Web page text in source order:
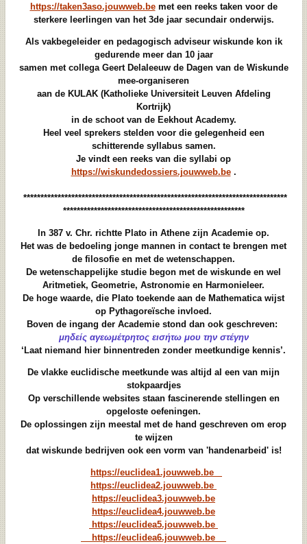
https://taken3aso.jouwweb.bemet een reeks taken voor de
sterkere leerlingen van het 3de jaar secundair onderwijs.
Als vakbegeleider en pedagogisch adviseur wiskunde kon ik
gedurende meer dan 10 jaar
samen met collega Geert Delaleeuw de Dagen van de Wiskunde
mee-organiseren
aan de KULAK (Katholieke Universiteit Leuven Afdeling
Kortrijk)
in de schoot van de Eekhout Academy.
Heel veel sprekers stelden voor die gelegenheid een
schitterende syllabus samen.
Je vindt een reeks van die syllabi op
https://wiskundedossiers.jouwweb.be.
*****************************************************************************
*****************************************************
In 387 v. Chr. richtte Plato in Athene zijn Academie op.
Het was de bedoeling jonge mannen in contact te brengen met
de filosofie en met de wetenschappen.
De wetenschappelijke studie begon met de wiskunde en wel
Aritmetiek, Geometrie, Astronomie en Harmonieleer.
De hoge waarde, die Plato toekende aan de Mathematica wijst
op Pythagoreïsche invloed.
Boven de ingang der Academie stond dan ook geschreven:
μηδείς αγεωμέτρητος εισήτω μου την στέγην
‘Laat niemand hier binnentreden zonder meetkundige kennis’.
De vlakke euclidische meetkunde was altijd al een van mijn
stokpaardjes
Op verschillende websites staan fascinerende stellingen en
opgeloste oefeningen.
De oplossingen zijn meestal met de hand geschreven om erop
te wijzen
dat wiskunde bedrijven ook een vorm van 'handenarbeid' is!
https://euclidea1.jouwweb.be
https://euclidea2.jouwweb.be
https://euclidea3.jouwweb.be
https://euclidea4.jouwweb.be
https://euclidea5.jouwweb.be
https://euclidea6.jouwweb.be